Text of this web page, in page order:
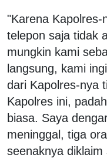
"Karena Kapolres-
telepon saja tidak
mungkin kami
langsung, kami
dari Kapolres-nya
Kapolres ini,
biasa. Saya
meninggal, tiga
seenaknya